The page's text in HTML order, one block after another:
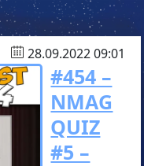
28.09.2022 09:01
#454 –
NMAG
QUIZ
#5 –